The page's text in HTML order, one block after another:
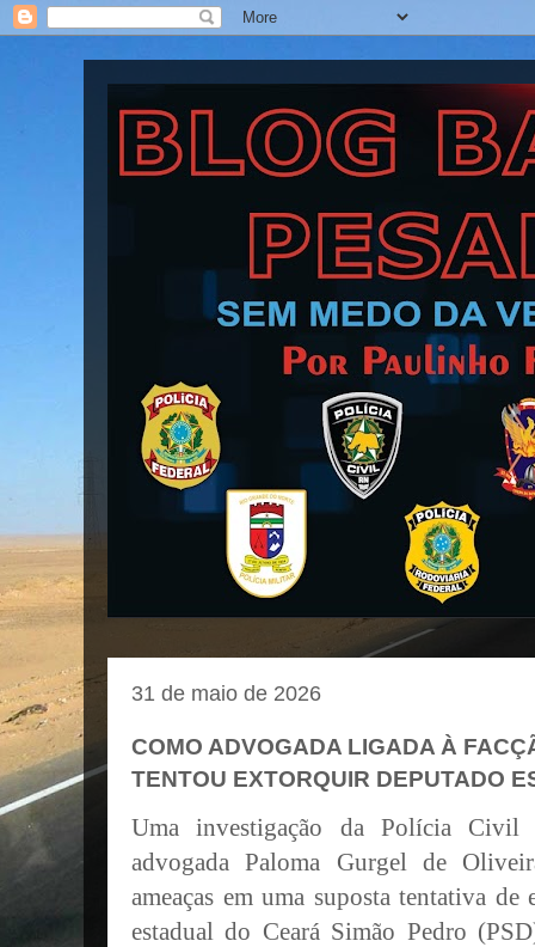
Blog Barra Pesada
31 de maio de 2026
COMO ADVOGADA LIGADA À
TENTOU EXTORQUIR DEPUTADO
Uma investigação da Polícia
advogada Paloma Gurgel de
ameaças em uma suposta tentativa
estadual do Ceará Simão Pedro